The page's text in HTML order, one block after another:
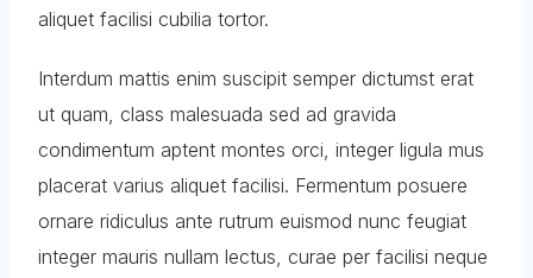
aliquet facilisi cubilia tortor.
Interdum mattis enim suscipit semper dictumst erat
ut quam, class malesuada sed ad gravida
condimentum aptent montes orci, integer ligula mus
placerat varius aliquet facilisi. Fermentum posuere
ornare ridiculus ante rutrum euismod nunc feugiat
integer mauris nullam lectus, curae per facilisi neque